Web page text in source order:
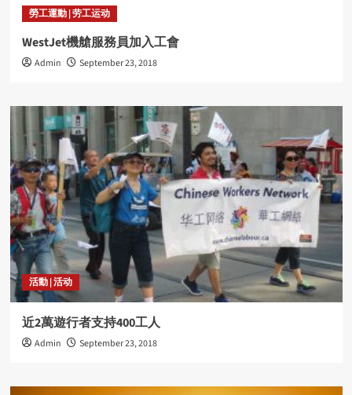
勞工運動 | 劳工运动
WestJet機艙服務員加入工會
Admin September 23, 2018
活動 | 活动
近2萬遊行者支持400工人
Admin September 23, 2018